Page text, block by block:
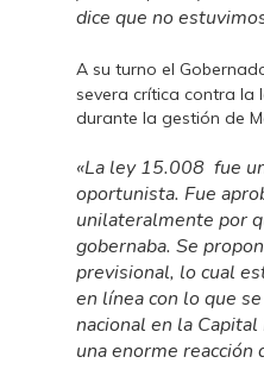
dice que no
A su turno el
severa crítica contra la
durante la gestión de
«La ley 15.008 fue
oportunista. Fue
unilateralmente por
gobernaba. Se
previsional, lo cual
en línea con lo que
nacional en la
una enorme reacción